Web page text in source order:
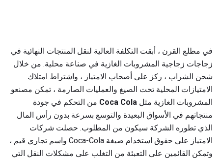
في مطلع القرن ، أبقت التكلفة العالية لنقل المنتجات النهائية في
زجاجات زجاجية المشروبات الغازية في صناعة محلية. من خلال
شحن الشراب ، ركز على أصحاب الامتياز ، واشتراط امتلاك
الامتيازات المحلية تحت الصيغ والعمليات الصارمة ، تمكن مصنعو
المشروبات الغازية مثل Coca Cola من التحكم في جودة
منتجاتهم في الأسواق البعيدة والتوسع بسرعة بدون رأس المال
الذي تطوره الشركة سيكون من المطلوب. حصلت شركات
الامتياز على حقوق استخدام صيغة Coca-Cola واسم تجاري قيم ،
وتمكن القائمين على التعبئة من التغلب على مشكلات النقل التي